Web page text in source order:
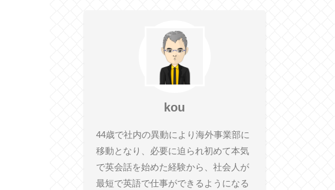
kou
44歳で社内の異動により海外事業部に
移動となり、必要に迫られ初めて本気
で英会話を始めた経験から、社会人が
最短で英語で仕事ができるようになる